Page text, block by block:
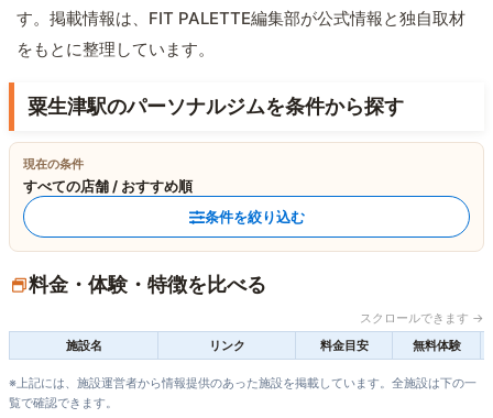
す。掲載情報は、FIT PALETTE編集部が公式情報と独自取材
をもとに整理しています。
粟生津駅のパーソナルジムを条件から探す
現在の条件
すべての店舗 / おすすめ順
条件を絞り込む
料金・体験・特徴を比べる
スクロールできます →
施設名
リンク 料金目安 無料体験
※上記には、施設運営者から情報提供のあった施設を掲載しています。全施設は下の一
覧で確認できます。